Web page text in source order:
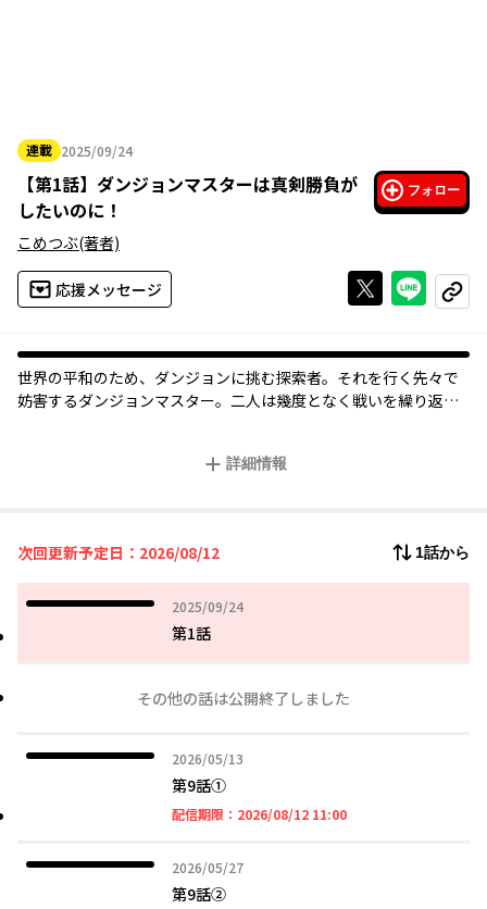
連載 2025/09/24
2025年09月24日
【第1話】 ダンジョンマスターは真剣勝負が
したいのに！
フォロー
こめつぶ(著者)
応援メッセージ Xで投稿する
ライン
コピー
世界の平和のため、ダンジョンに挑む探索者。それを行く先々で
妨害するダンジョンマスター。二人は幾度となく戦いを繰り返
むダンジョンマスターもまた、見違えるほど成長していた。その
詳細情報
次回更新予定日：2026/08/12 1話から
2025/09/24
2025年09月24日
第1話
その他の話は公開終了しました
2026/05/13
2026年05月13日
第9話①
配信期限： 2026/08/12 11:002026年08月12日 11時
2026/05/27
2026年05月27日
第9話②